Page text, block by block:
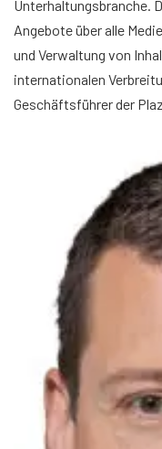
Unterhaltungsbranche.
Angebote über alle
und Verwaltung von
internationalen
Geschäftsführer der